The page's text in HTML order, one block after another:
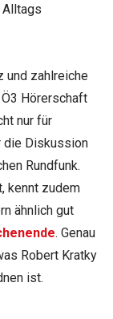
und zahlreiche
Hörerschaft
nur für
die Diskussion
Rundfunk.
kennt zudem
ähnlich gut
. Genau
Robert Kratky
ist.